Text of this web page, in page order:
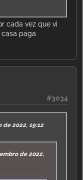
cada vez que vi
paga
#3034
de 2022, 19:12
de 2022,